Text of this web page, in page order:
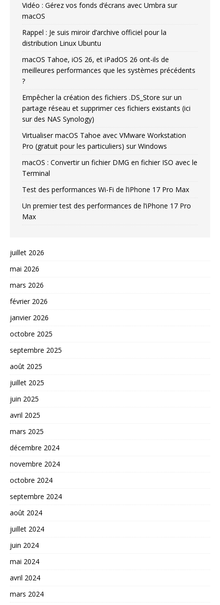
Vidéo : Gérez vos fonds d’écrans avec Umbra sur
macOS
Rappel : Je suis miroir d’archive officiel pour la
distribution Linux Ubuntu
macOS Tahoe, iOS 26, et iPadOS 26 ont-ils de
meilleures performances que les systèmes précédents
?
Empêcher la création des fichiers .DS_Store sur un
partage réseau et supprimer ces fichiers existants (ici
sur des NAS Synology)
Virtualiser macOS Tahoe avec VMware Workstation
Pro (gratuit pour les particuliers) sur Windows
macOS : Convertir un fichier DMG en fichier ISO avec le
Terminal
Test des performances Wi-Fi de l’iPhone 17 Pro Max
Un premier test des performances de l’iPhone 17 Pro
Max
juillet 2026
mai 2026
mars 2026
février 2026
janvier 2026
octobre 2025
septembre 2025
août 2025
juillet 2025
juin 2025
avril 2025
mars 2025
décembre 2024
novembre 2024
octobre 2024
septembre 2024
août 2024
juillet 2024
juin 2024
mai 2024
avril 2024
mars 2024